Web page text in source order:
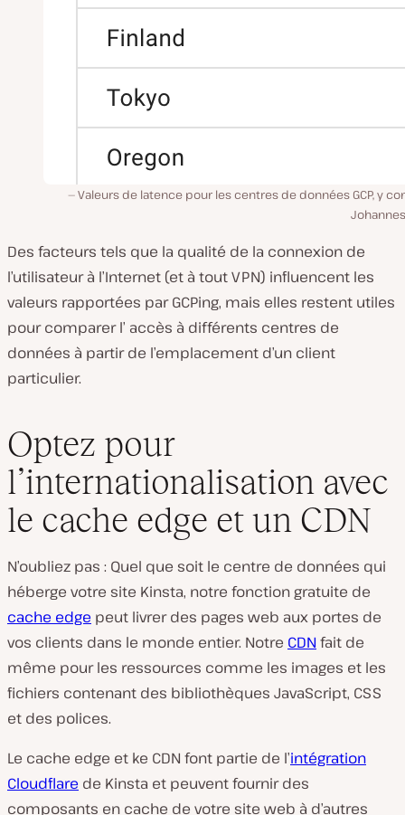
Valeurs de latence pour les centres de données GCP, y
Des facteurs tels que la qualité de la connexion de
l’utilisateur à l’Internet (et à tout VPN) influencent les
valeurs rapportées par GCPing, mais elles restent utiles
pourcomparer l’ accès à différents centres de
données à partir de l’emplacement d’un client
particulier.
Optez pour
l’internationalisation avec
le cache edge et un CDN
N’oubliez pas : Quel que soit le centre de données qui
héberge votre site Kinsta, notre fonction gratuite de
cache edge peut livrer des pages web aux portes de
vos clients dans le monde entier. Notre CDNfait de
même pour les ressources comme les images et les
fichiers contenant des bibliothèques JavaScript, CSS
et des polices.
Le cache edge et ke CDN font partie de l’intégration
Cloudflare de Kinsta et peuvent fournir des
composants en cache de votre site web à d’autres